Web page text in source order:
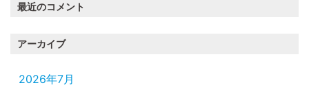
最近のコメント
アーカイブ
2026年7月